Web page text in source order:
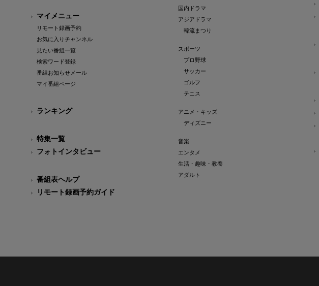
マイメニュー
リモート録画予約
お気に入りチャンネル
見たい番組一覧
検索ワード登録
番組お知らせメール
マイ番組ページ
ランキング
特集一覧
フォトインタビュー
番組表ヘルプ
リモート録画予約ガイド
国内ドラマ
アジアドラマ
韓流まつり
スポーツ
プロ野球
サッカー
ゴルフ
テニス
アニメ・キッズ
ディズニー
音楽
エンタメ
生活・趣味・教養
アダルト